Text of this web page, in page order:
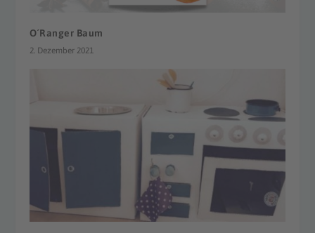
O´Ranger Baum
2. Dezember 2021